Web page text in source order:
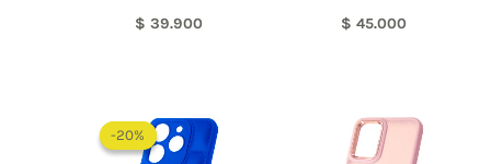
$ 39.900 $ 45.000
-20%
-20%
precio
original